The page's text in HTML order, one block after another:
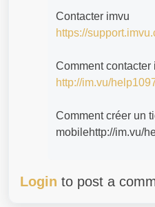
Contacter imvu
https://
Comment contacter
http://im.vu/
Comment créer un
mobilehttp://im.vu/
Login to post a